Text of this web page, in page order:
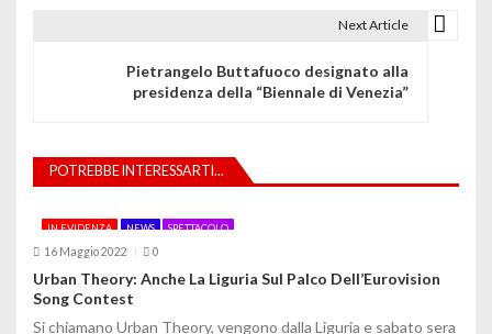
o
n
e
Next Article
Pietrangelo Buttafuoco designato alla
presidenza della “Biennale di Venezia”
POTREBBE INTERESSARTI...
IN EVIDENZA NEWS SPETTACOLO
16 Maggio 2022 0
Urban Theory: Anche La Liguria Sul Palco Dell’Eurovision
Song Contest
Si chiamano Urban Theory, vengono dalla Liguria e sabato sera